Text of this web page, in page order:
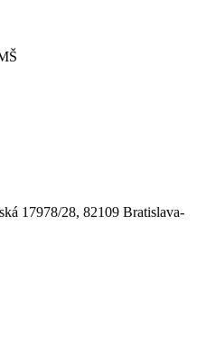
17978/28, 82109 Bratislava-